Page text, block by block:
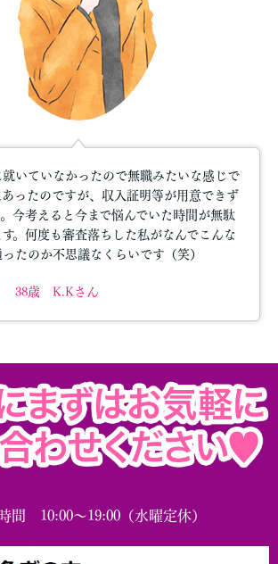
いていなかったので無職みたいな感じで
あったのですが、収入証明等が用意できず
今考えると今まで悩んでいた時間が無駄
。何度も審査落ちした私がなんでこんな
たのか不思議なくらいです（笑）
38歳 K.Kさん
間 10:00～19:00（水曜定休）